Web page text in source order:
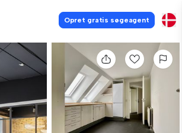
Opret gratis søgeagent